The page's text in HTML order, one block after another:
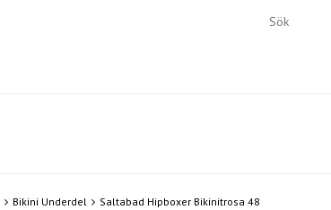
Bikini Underdel Saltabad Hipboxer Bikinitrosa 48